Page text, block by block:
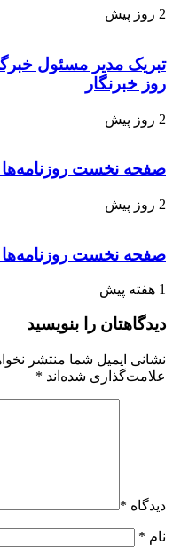
2 روز پیش
تبریک مدیر مسئول
روز خبرنگار
2 روز پیش
صفحه نخست روزنامه‌ها –
2 روز پیش
صفحه نخست روزنامه‌ها – شنبه
1 هفته پیش
دیدگاهتان را بنویسید
نشانی ایمیل شما منتشر
علامت‌گذاری شده‌اند *
دیدگاه *
نام *